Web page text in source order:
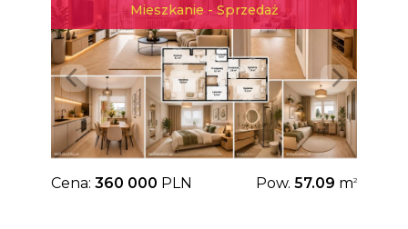
Mieszkanie - Sprzedaż
Cena: 360 000 PLN Pow. 57.09 m2